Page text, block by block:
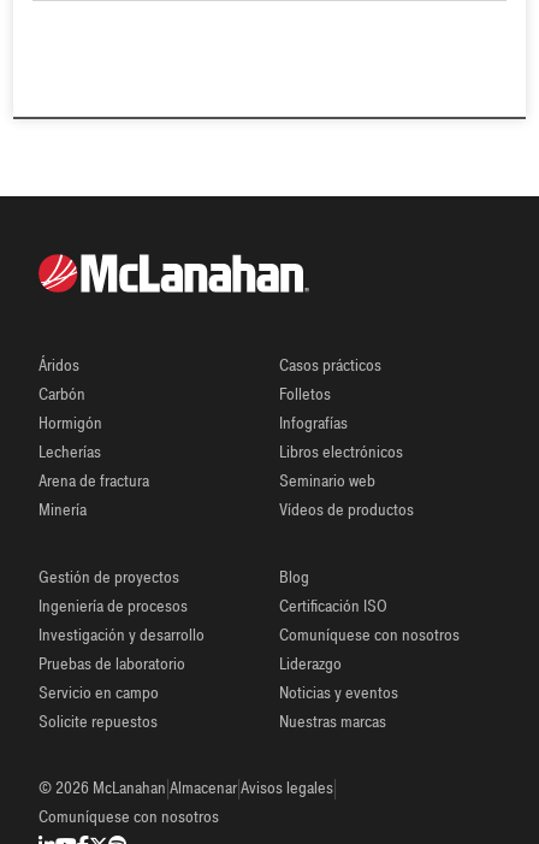
Áridos
Carbón
Hormigón
Lecherías
Arena de fractura
Minería
Casos prácticos
Folletos
Infografías
Libros electrónicos
Seminario web
Vídeos de productos
Gestión de proyectos
Ingeniería de procesos
Investigación y desarrollo
Pruebas de laboratorio
Servicio en campo
Solicite repuestos
Blog
Certificación ISO
Comuníquese con nosotros
Liderazgo
Noticias y eventos
Nuestras marcas
© 2026 McLanahan AlmacenarAvisos legales
Comuníquese con nosotros